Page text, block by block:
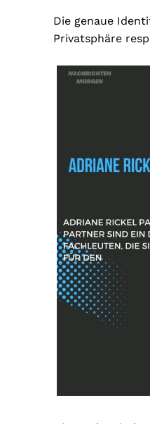
Die genaue
Privatsphäre